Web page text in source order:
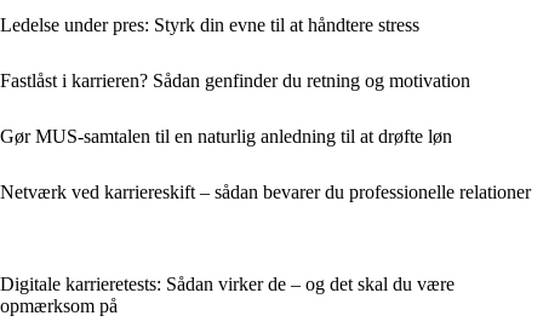
Ledelse under pres: Styrk din evne til at håndtere stress
Fastlåst i karrieren? Sådan genfinder du retning og motivation
Gør MUS-samtalen til en naturlig anledning til at drøfte løn
Netværk ved karriereskift – sådan bevarer du professionelle relationer
Digitale karrieretests: Sådan virker de – og det skal du være
opmærksom på